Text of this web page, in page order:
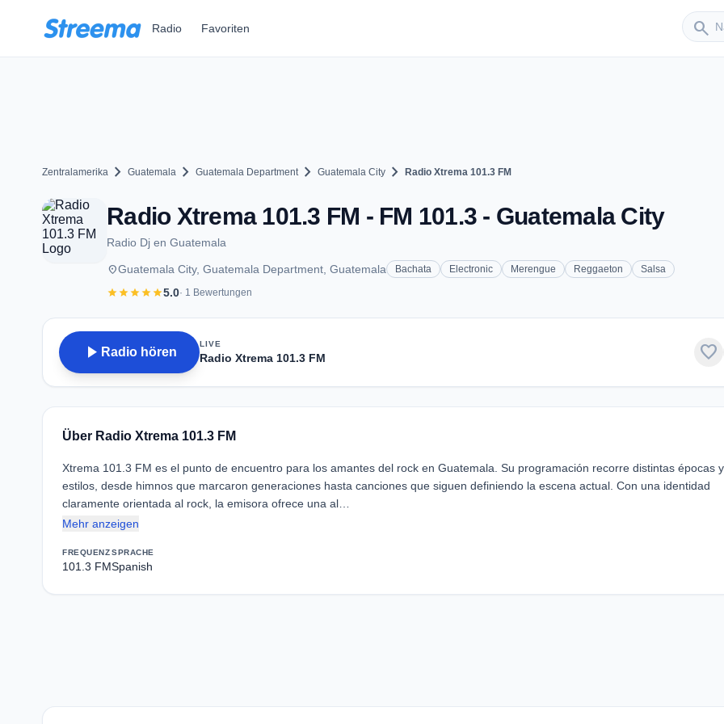
Radio Favoriten search
Sender
Zentralamerika chevron_right Guatemala chevron_right Guatemala Departmentchevron_right Guatemala City chevron_right Radio Xtrema 101.3 FM
Radio Xtrema 101.3 FM - FM 101.3 - Guatemala City
Radio Dj en Guatemala
placeGuatemala City, Guatemala Department, Guatemala Bachata Electronic Merengue Reggaeton Salsa
starstarstarstarstar5.0· 1 Bewertungen
play_arrow Radio hören
LIVE
Radio Xtrema 101.3 FM favorite
Über Radio Xtrema 101.3 FM
Xtrema 101.3 FM es el punto de encuentro para los amantes del rock en Guatemala. Su programación recorre distintas épocas y
estilos, desde himnos que marcaron generaciones hasta canciones que siguen definiendo la escena actual. Con una identidad
claramente orientada al rock, la emisora ofrece una al…
Mehr anzeigen
FREQUENZ
101.3 FM
SPRACHE
Spanish